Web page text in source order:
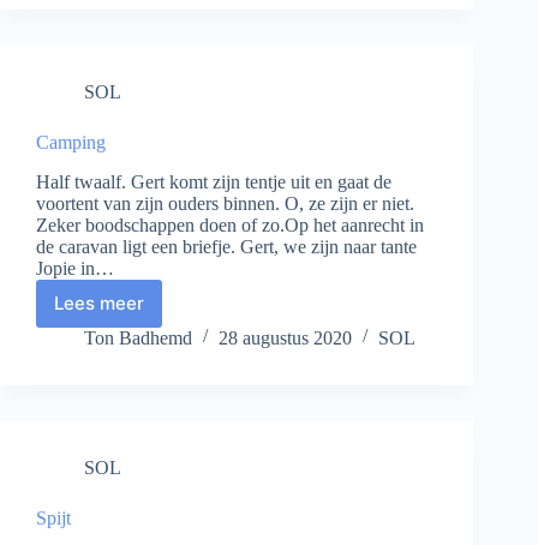
SOL
Camping
Half twaalf. Gert komt zijn tentje uit en gaat de
voortent van zijn ouders binnen. O, ze zijn er niet.
Zeker boodschappen doen of zo.Op het aanrecht in
de caravan ligt een briefje. Gert, we zijn naar tante
Jopie in…
Lees meer
Camping
Ton Badhemd 28 augustus 2020 SOL
SOL
Spijt